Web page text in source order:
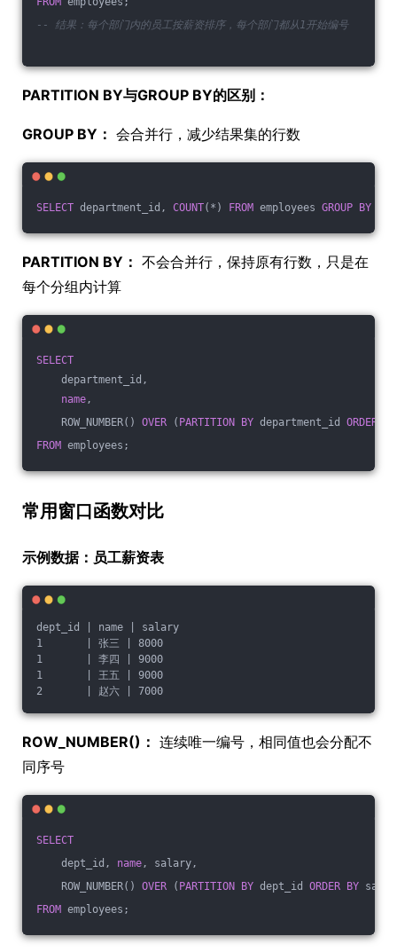
-- 结果：每个部门内的员工按薪资排序，每个部门都从1开始编号
PARTITION BY与GROUP BY的区别：
GROUP BY： 会合并行，减少结果集的行数
SELECT department_id, COUNT(*) FROM employees GROUP BY
PARTITION BY： 不会合并行，保持原有行数，只是在
每个分组内计算
SELECT
department_id,
name,
ROW_NUMBER() OVER ( PARTITION BY department_id ORDER
FROM employees;
常用窗口函数对比
示例数据：员工薪资表
dept_id | name | salary
1       | 张三 | 8000
1       | 李四 | 9000
1       | 王五 | 9000
2       | 赵六 | 7000
ROW_NUMBER()： 连续唯一编号，相同值也会分配不
同序号
SELECT
dept_id, name, salary,
ROW_NUMBER() OVER ( PARTITION BY dept_id ORDER BY
FROM employees;